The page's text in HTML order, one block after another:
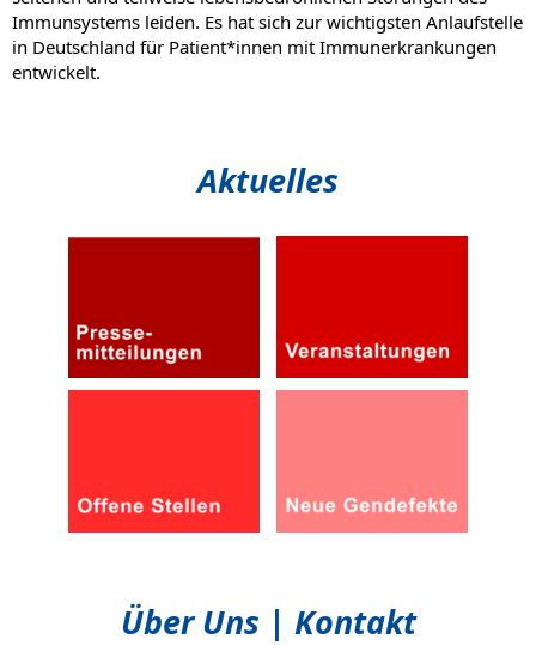
Immunsystems leiden. Es hat sich zur wichtigsten Anlaufstelle
in Deutschland für Patient*innen mit Immunerkrankungen
entwickelt.
Aktuelles
Über Uns | Kontakt